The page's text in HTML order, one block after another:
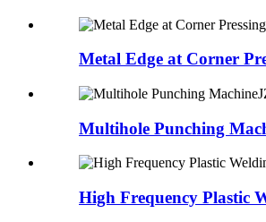
Metal Edge at Corner
Multihole Punching
High Frequency Plastic